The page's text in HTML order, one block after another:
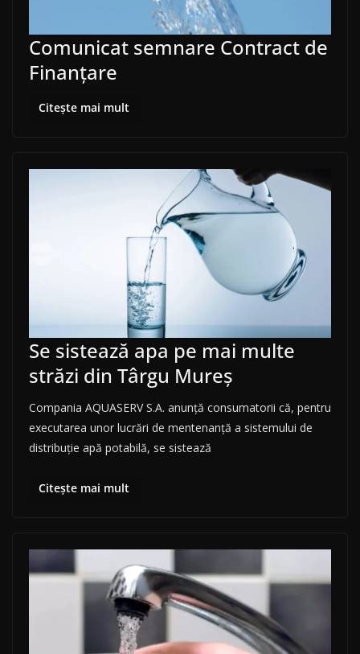
Comunicat semnare Contract de
Finanțare
Citește mai mult
Se sistează apa pe mai multe
străzi din Târgu Mureș
Compania AQUASERV S.A. anunţă consumatorii că, pentru
executarea unor lucrări de mentenanță a sistemului de
distribuţie apă potabilă, se sistează
Citește mai mult